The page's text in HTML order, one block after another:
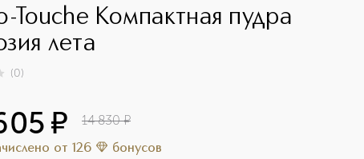
Touche Компактная пудра
лета
(0)
¤ 14 830 ¤
от 126 бонусов